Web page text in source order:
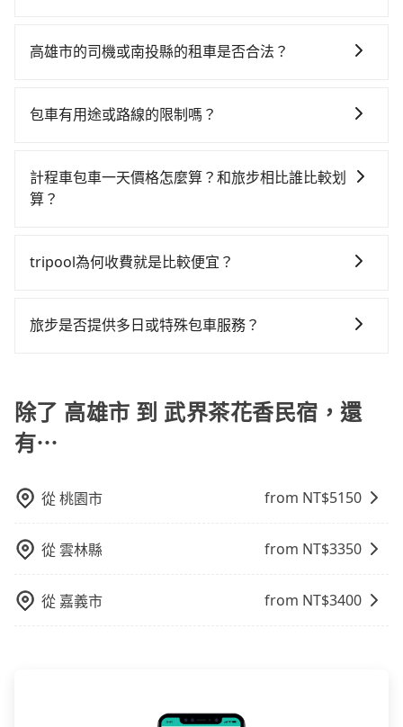
待車站前排班的計程車，搭上小黃後約花100分鐘、車費
鐵加轉乘之平均每人花費為1,590元。但如果全程使用
快3分鐘，但卻要額外支出約600元的交通費，所以對於
不是這麼趕時間的人來說，預約tripool還是比較划算
$115~205承租小轎車，每公里再額外加收$3.2，從高雄
達目的地後多久原路返回），雖已將eTag和可能的每小
車型，如Toyota Yaris、Prius C、Vios這類乘坐體驗較
差的車款，如果人數超過四位，更是沒有較大的七人座
凹的車門仍未被修理，每一次租車都好像在開樂透一
車位，對於急著用車或者要載其他乘客的人來說就有不
就顯得非常不便。
灣大車隊、Uber、Line Taxi、Yoxi等，如果在路邊攔不
約tripool可省高達$500。但如果要考慮到回程，南投縣
高雄市區到武界茶花香民宿的跳表小黃可能較為便宜，
但當你們人數超過四位時，叫兩輛計程車的費用就貴
高雄市的司機或南投縣的租車是否合法？
車、私家車或野雞車在招攬生意，這不僅是違法可能被
都無法監控或追查。最好別為了省小錢而冒上不必要的
風險。而tripool雇用的司機、使用的車輛以及配合的車
險。最好辨別叫的車是否合法，就看車牌的開頭，只要
包車有用途或路線的限制嗎？
方，只要是長途交通且途中遵守台灣法律，無論是清明
掃墓、包車旅遊、參加喜宴/喪禮、就醫回診、登山露
或者任何跨縣市接送的需求，tripool都能滿足你。乘車
寄出電子收據。
計程車包車一天價格怎麼算？和旅步相比誰比較划
算？
格通常是根據時間或距離來計算，而且在不同城市和地
之前，最好先詢問清楚具體價格和注意事項。相比之
用。
tripool為何收費就是比較便宜？
一次使用tripool的會擔心價格比市價便宜不少，是不是
機也絕對不會在車內吸煙，於新冠肺炎期間也絕對全程
配戴口罩。tripool之所以能將價格壓在市價7~8折的主
因來自於自行研發的AI車輛調度演算法，能有效降低空
在成本的控制，更是在傳統旺季（年假、端午、中秋、
用到不熟悉的司機或者轉單給其他車行的情況比同行更
低，如此便反應在服務品質的控管會更佳。但tripool網
保證前一天中午以前均可全額取消退費，如已經決定好
旅步是否提供多日或特殊包車服務？
除了 高雄市 到 武界茶花香民宿，還
有⋯
從桃園市 from NT$5150
從雲林縣 from NT$3350
從 嘉義市 from NT$3400